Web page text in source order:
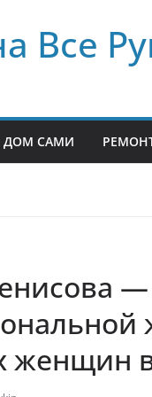
Все
ДОМ САМИ
женщин